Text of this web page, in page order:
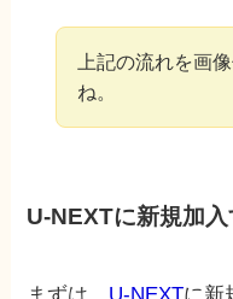
上記の流れを画
ね。
U-NEXTに新規加入